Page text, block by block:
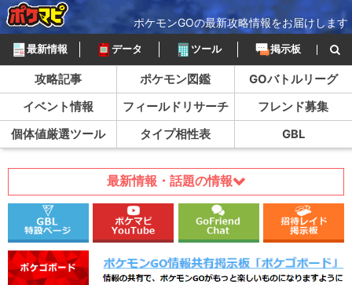
ポケモンGOの最新攻略情報をお届けします
最新情報 データ ツール 掲示板
攻略記事 ポケモン図鑑
GOバトルリーグ
イベント情報
フィールドリサーチ
フレンド募集
個体値厳選ツール
タイプ相性表 GBL
最新情報・話題の情報